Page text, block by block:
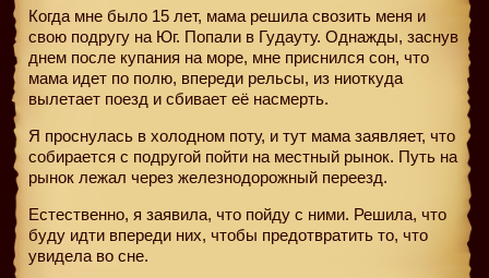
Когда мне было 15 лет, мама решила свозить меня и
свою подругу на Юг. Попали в Гудауту. Однажды, заснув
днем после купания на море, мне приснился сон, что
мама идет по полю, впереди рельсы, из ниоткуда
вылетает поезд и сбивает её насмерть.
Я проснулась в холодном поту, и тут мама заявляет, что
собирается с подругой пойти на местный рынок. Путь на
рынок лежал через железнодорожный переезд.
Естественно, я заявила, что пойду с ними. Решила, что
буду идти впереди них, чтобы предотвратить то, что
увидела во сне.